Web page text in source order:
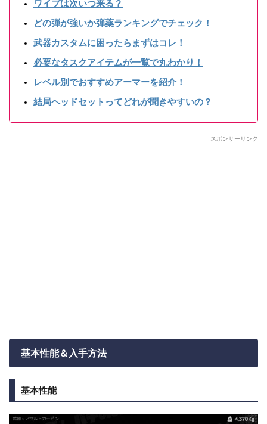
ワイプは次いつ来る？
どの弾が強いか弾薬ランキングでチェック！
武器カスタムに困ったらまずはコレ！
必要なタスクアイテムが一覧で丸わかり！
レベル別でおすすめアーマーを紹介！
結局ヘッドセットってどれが聞きやすいの？
スポンサーリンク
基本性能＆入手方法
基本性能